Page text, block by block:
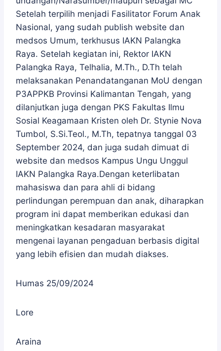
Setelah terpilih menjadi Fasilitator Forum Anak
Nasional, yang sudah publish website dan
medsos Umum, terkhusus IAKN Palangka
Raya. Setelah kegiatan ini, Rektor IAKN
Palangka Raya, Telhalia, M.Th., D.Th telah
melaksanakan Penandatanganan MoU dengan
P3APPKB Provinsi Kalimantan Tengah, yang
dilanjutkan juga dengan PKS Fakultas Ilmu
Sosial Keagamaan Kristen oleh Dr. Stynie Nova
Tumbol, S.Si.Teol., M.Th, tepatnya tanggal 03
September 2024, dan juga sudah dimuat di
website dan medsos Kampus Ungu Unggul
IAKN Palangka Raya.Dengan keterlibatan
mahasiswa dan para ahli di bidang
perlindungan perempuan dan anak, diharapkan
program ini dapat memberikan edukasi dan
meningkatkan kesadaran masyarakat
mengenai layanan pengaduan berbasis digital
yang lebih efisien dan mudah diakses.
Humas 25/09/2024
Lore
Araina